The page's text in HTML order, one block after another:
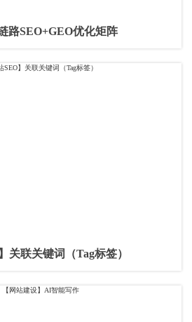
路SEO+GEO优化矩阵
关联关键词（Tag标签）